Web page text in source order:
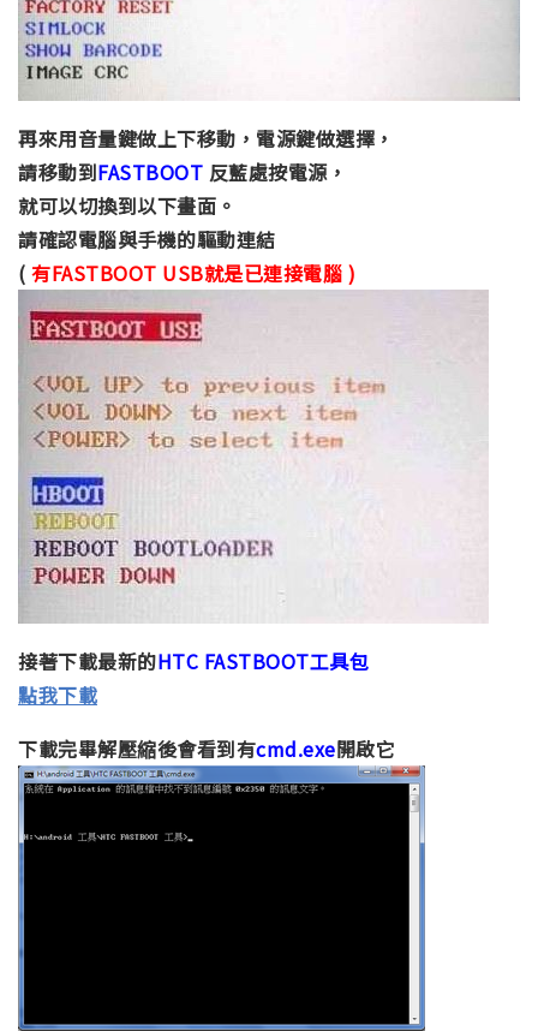
再來用音量鍵做上下移動，電源鍵做選擇，
請移動到FASTBOOT 反藍處按電源，
就可以切換到以下畫面。
請確認電腦與手機的驅動連結
( 有FASTBOOT USB就是已連接電腦 )
接著下載最新的HTC FASTBOOT工具包
點我下載
下載完畢解壓縮後會看到有cmd.exe開啟它